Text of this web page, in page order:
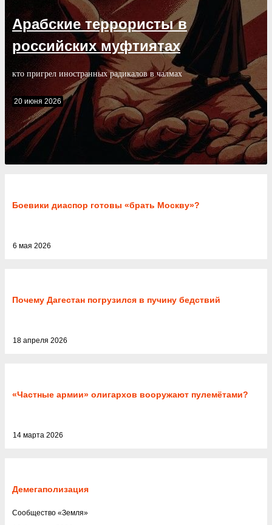
Арабские террористы в
российских муфтиятах
кто пригрел иностранных радикалов в чалмах
20 июня 2026
Боевики диаспор готовы «брать Москву»?
6 мая 2026
Почему Дагестан погрузился в пучину бедствий
18 апреля 2026
«Частные армии» олигархов вооружают пулемётами?
14 марта 2026
Демегаполизация
Cообщество «Земля»